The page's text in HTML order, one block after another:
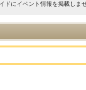
ドにイベント情報を掲載しま